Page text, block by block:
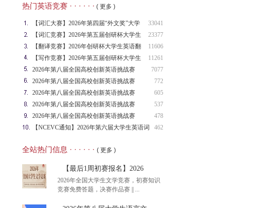
热门英语竞赛 · · · · · · ( 更多 )
33041
【词汇大赛】2026年第四届“外文奖”大学
生
23377
【词汇竞赛】2026年第五届创研杯大学生
英语
11606
【翻译竞赛】2026年创研杯大学生英语翻
译竞
11261
【写作竞赛】2026年第五届创研杯大学生
英语
7077
2026年第八届全国高校创新英语挑战赛
（NCIE
772
2026年第八届全国高校创新英语挑战赛
605
2026年第八届全国高校创新英语挑战赛
（NCIE
537
2026年第八届全国高校创新英语挑战赛
（NCIE
478
2026年第八届全国高校创新英语挑战赛
（NCIE
462
【NCEVC通知】2026年第六届大学生英语词
全站热门信息 · · · · · · ( 更多 )
【最后1周初赛报名】2026
2026年全国大学生文学竞赛，初赛知识
竞赛免费答题，决赛作品赛 || ...